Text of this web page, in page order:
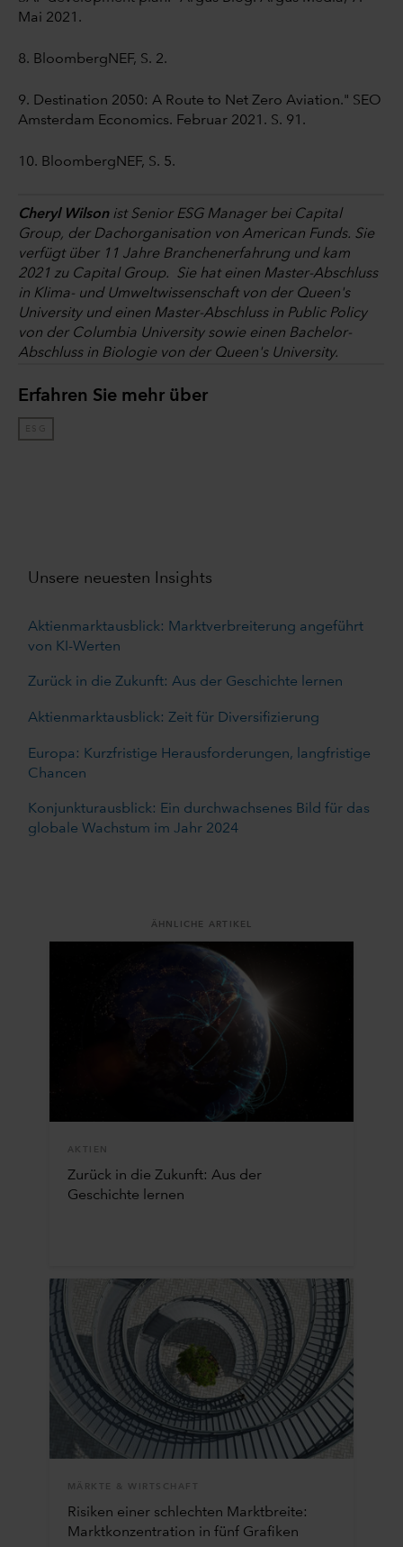
Mai 2021.
8. BloombergNEF, S. 2.
9. Destination 2050: A Route to Net Zero Aviation." SEO
Amsterdam Economics. Februar 2021. S. 91.
10. BloombergNEF, S. 5.
Cheryl Wilsonist Senior ESG Manager bei Capital
Group, der Dachorganisation von American Funds. Sie
verfügt über 11 Jahre Branchenerfahrung und kam
2021 zu Capital Group. Sie hat einen Master-Abschluss
in Klima- und Umweltwissenschaft von der Queen's
University und einen Master-Abschluss in Public Policy
von der Columbia University sowie einen Bachelor-
Abschluss in Biologie von der Queen's University.
Erfahren Sie mehr über
ESG
Unsere neuesten Insights
Aktienmarktausblick: Marktverbreiterung angeführt
von KI-Werten
Zurück in die Zukunft: Aus der Geschichte lernen
Aktienmarktausblick: Zeit für Diversifizierung
Europa: Kurzfristige Herausforderungen, langfristige
Chancen
Konjunkturausblick: Ein durchwachsenes Bild für das
globale Wachstum im Jahr 2024
ÄHNLICHE ARTIKEL
AKTIEN
Zurück in die Zukunft: Aus der
Geschichte lernen
MÄRKTE & WIRTSCHAFT
Risiken einer schlechten Marktbreite:
Marktkonzentration in fünf Grafiken